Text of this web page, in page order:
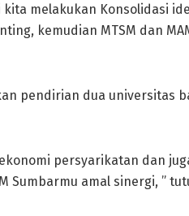
melakukan Konsolidasi
kemudian MTSM dan
pendirian dua universitas
persyarikatan dan
Sumbarmu amal sinergi, ”